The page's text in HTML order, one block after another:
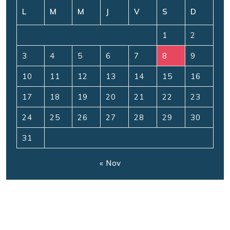
L M M J V S D
1 2
3 4 5 6 7 8 9
10 11 12 13 14 15 16
17 18 19 20 21 22 23
24 25 26 27 28 29 30
31
« Nov